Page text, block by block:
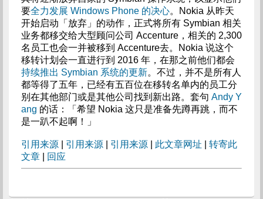
要全力发展 Windows Phone 的决心。Nokia 从昨天
开始启动「放弃」的动作，正式将所有 Symbian 相关
业务都移交给大型顾问公司 Accenture，相关的 2,300
名员工也会一并被移到 Accenture去。Nokia 说这个
移转计划会一直进行到 2016 年，在那之前他们都会
持续推出 Symbian 系统的更新。不过，并不是所有人
都等得了五年，已经有五百位在移转名单内的员工分
别在其他部门或是其他公司找到新出路。套句 Andy Y
ang 的话：「希望 Nokia 这只是准备先蹲再跳，而不
是一趴不起啊！」
引用来源| 引用来源| 引用来源| 此文章网址
转寄此
文章| 回应